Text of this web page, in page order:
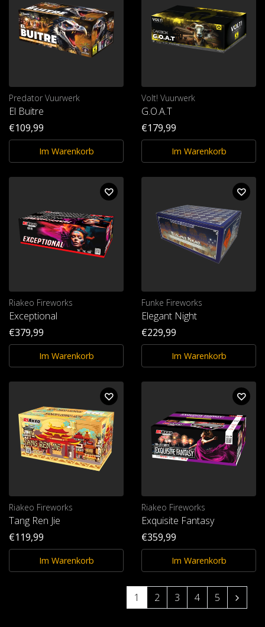
Predator Vuurwerk
El Buitre
€109,99
Im Warenkorb
Volt! Vuurwerk
G.O.A.T
€179,99
Im Warenkorb
Riakeo Fireworks
Exceptional
€379,99
Im Warenkorb
Funke Fireworks
Elegant Night
€229,99
Im Warenkorb
Riakeo Fireworks
Tang Ren Jie
€119,99
Im Warenkorb
Riakeo Fireworks
Exquisite Fantasy
€359,99
Im Warenkorb
1 2 3 4 5